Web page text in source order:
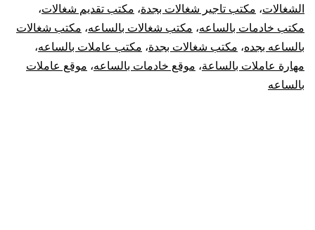
الشغالات، مكتب تاجير شغالات بجدة، مكتب تقديم شغالات،
مكتب خادمات بالساعه، مكتب شغالات بالساعه، مكتب شغالات
بالساعه بجده، مكتب شغالات بجدة، مكتب عاملات بالساعه،
مهارة عاملات بالساعة، موقع خادمات بالساعه، موقع عاملات
بالساعه